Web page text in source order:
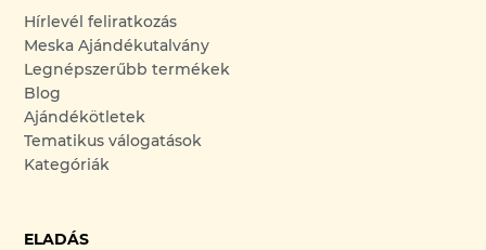
Hírlevél feliratkozás
Meska Ajándékutalvány
Legnépszerűbb termékek
Blog
Ajándékötletek
Tematikus válogatások
Kategóriák
ELADÁS